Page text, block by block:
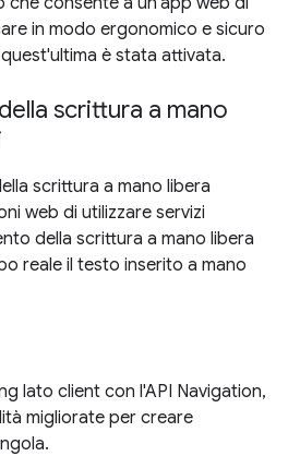
in modo ergonomico e sicuro
è stata attivata.
scrittura a mano
scrittura a mano libera
web di utilizzare servizi
della scrittura a mano libera
reale il testo inserito a mano
lato client con l'API Navigation,
migliorate per creare